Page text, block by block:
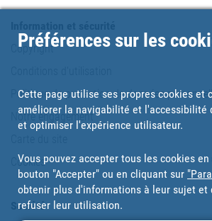
Copyright
Politique de protection de données
Notre engagement
Cookies
Société
Préférences sur les
Cette page utilise ses propres cookies et
améliorer la navigabilité et l'accessibilité
et optimiser l'expérience utilisateur.
Vous pouvez accepter tous les cookies
bouton "Accepter" ou en cliquant sur
obtenir plus d'informations à leur sujet et
refuser leur utilisation.